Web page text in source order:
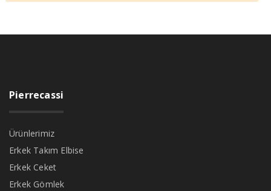
Pierrecassi
Ürünlerimiz
Erkek Takım Elbise
Erkek Ceket
Erkek Gömlek